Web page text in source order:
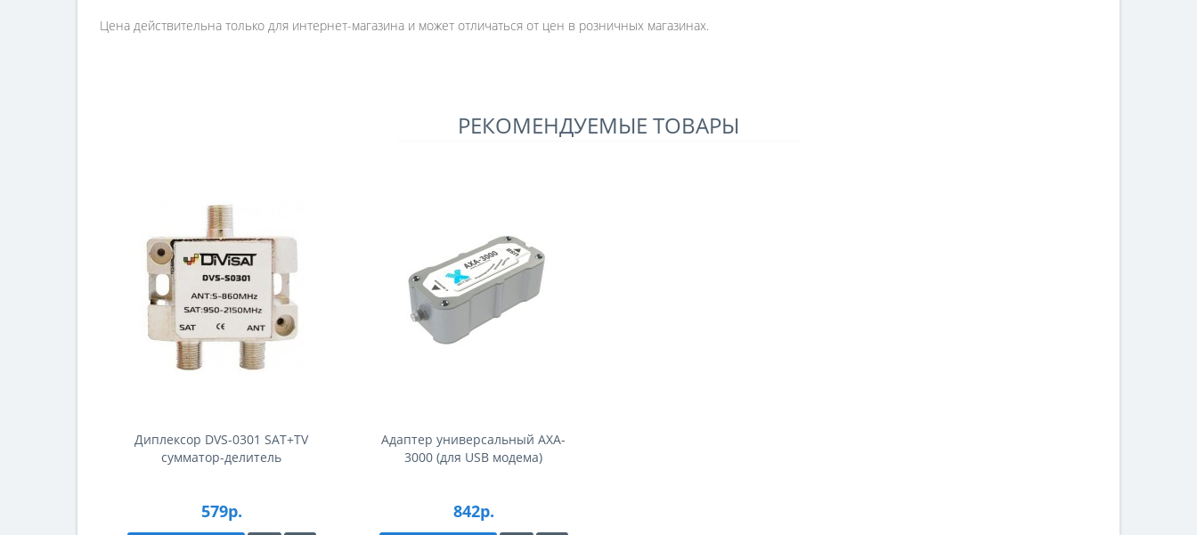
Цена действительна только для интернет-магазина и может отличаться от цен в розничных магазинах.
РЕКОМЕНДУЕМЫЕ ТОВАРЫ
Диплексор DVS-0301 SAT+TV
сумматор-делитель
579р.
Адаптер универсальный AXA-
3000 (для USB модема)
842р.